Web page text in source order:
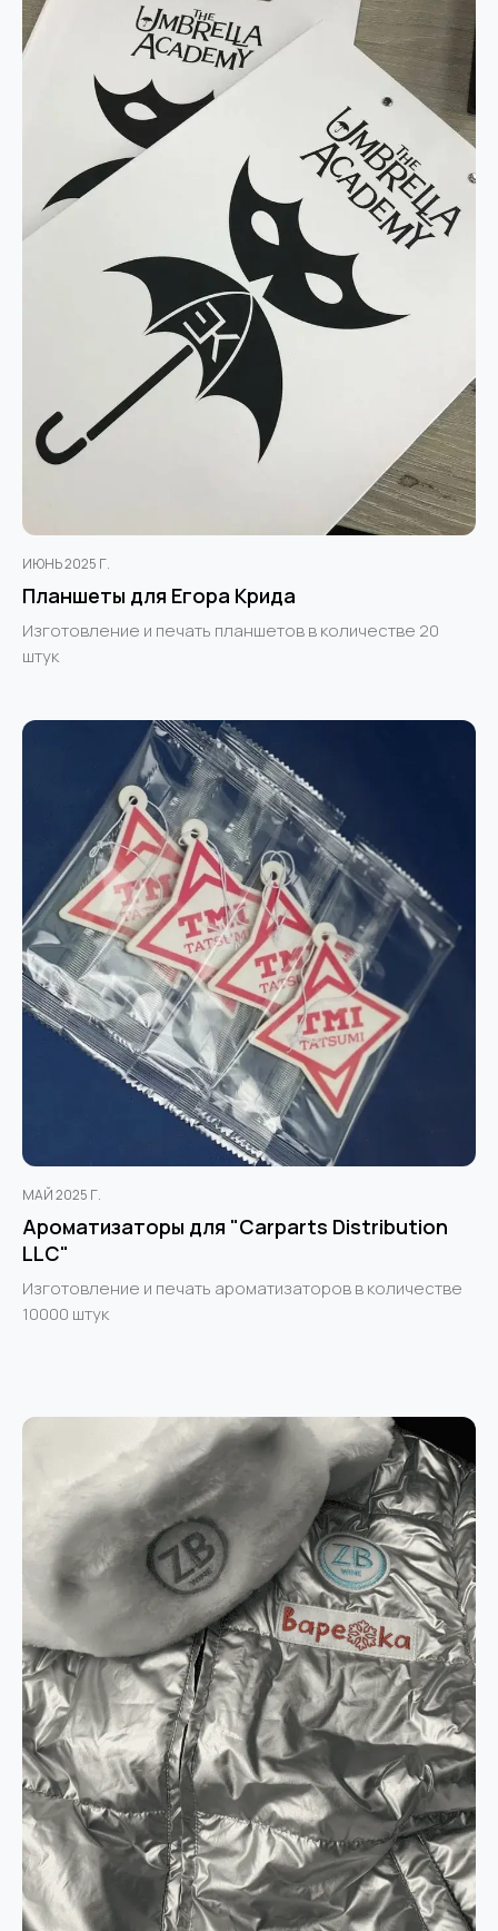
ИЮНЬ 2025 Г.
Планшеты для Егора Крида
Изготовление и печать планшетов в количестве 20
штук
МАЙ 2025 Г.
Ароматизаторы для "Carparts Distribution
LLC"
Изготовление и печать ароматизаторов в количестве
10000 штук